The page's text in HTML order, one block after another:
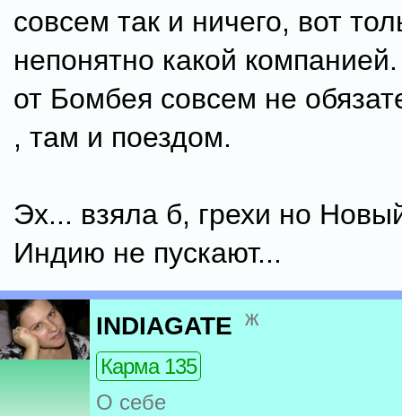
совсем так и ничего, вот
непонятно какой
от Бомбея совсем не
, там и поездом.
Эх... взяла б, грехи но
Индию не пускают...
INDIAGATE ж
Карма 135
О себе